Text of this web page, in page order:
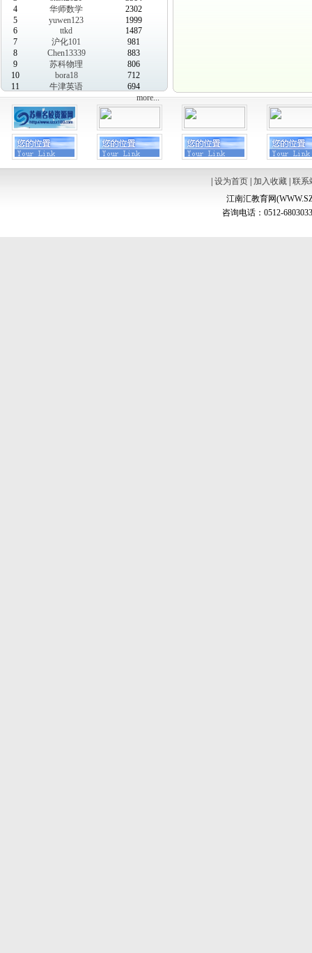
4
华师数学
2302
5
yuwen123
1999
6
ttkd
1487
7
沪化101
981
8
Chen13339
883
9
苏科物理
806
10
bora18
712
11
牛津英语
694
more...
设为首页| 加入收藏| 联系
江南汇教育网
咨询电话：0512-